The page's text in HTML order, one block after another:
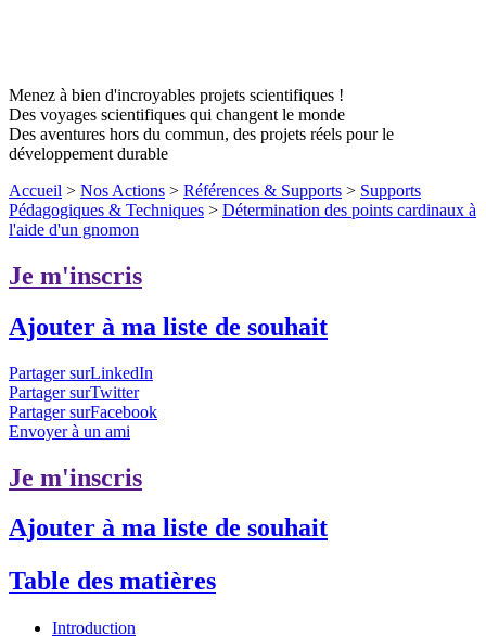
Menez à bien d'incroyables projets scientifiques !
Des voyages scientifiques qui changent le monde
Des aventures hors du commun, des projets réels pour le
développement durable
Accueil > Nos Actions > Références & Supports > Supports
Pédagogiques & Techniques > Détermination des points cardinaux à
l'aide d'un gnomon
Je m'inscris
Ajouter à ma liste de souhait
Partager surLinkedIn
Partager surTwitter
Partager surFacebook
Envoyer à un ami
Je m'inscris
Ajouter à ma liste de souhait
Table des matières
Introduction